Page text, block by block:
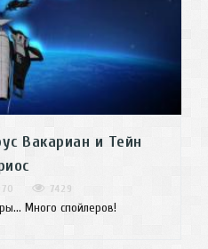
Вакариан и Тейн
7429
Много спойлеров!